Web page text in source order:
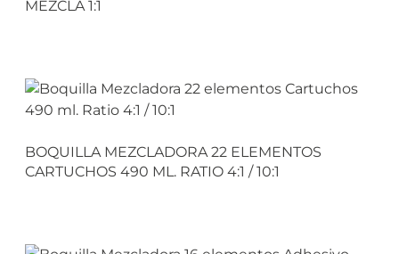
MEZCLA 1:1
BOQUILLA MEZCLADORA 22 ELEMENTOS
CARTUCHOS 490 ML. RATIO 4:1 / 10:1